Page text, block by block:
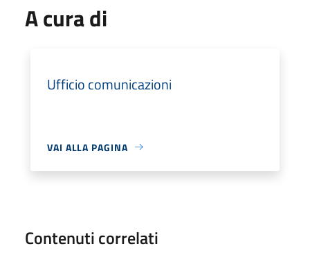
A cura di
Ufficio comunicazioni
VAI ALLA PAGINA
Contenuti correlati